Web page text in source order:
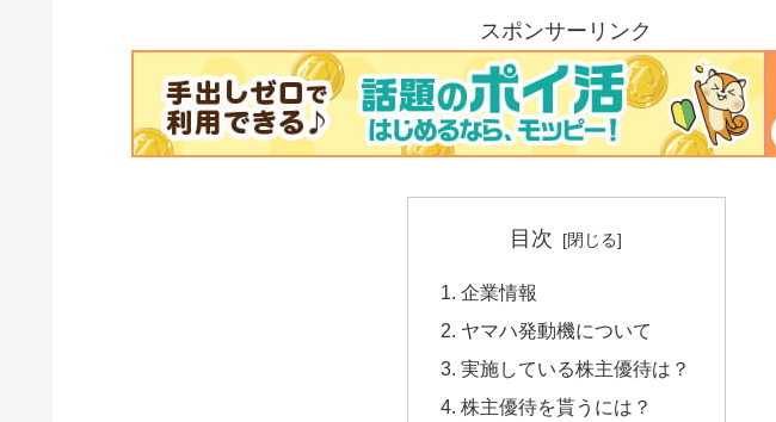
スポンサーリンク
目次
企業情報
ヤマハ発動機について
実施している株主優待は？
株主優待を貰うには？